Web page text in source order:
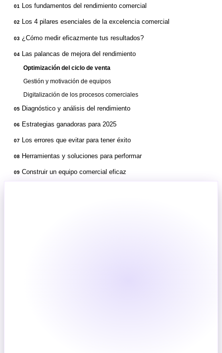
01 Los fundamentos del rendimiento comercial
02 Los 4 pilares esenciales de la excelencia comercial
03 ¿Cómo medir eficazmente tus resultados?
04 Las palancas de mejora del rendimiento
Optimización del ciclo de venta
Gestión y motivación de equipos
Digitalización de los procesos comerciales
05 Diagnóstico y análisis del rendimiento
06 Estrategias ganadoras para 2025
07 Los errores que evitar para tener éxito
08 Herramientas y soluciones para performar
09 Construir un equipo comercial eficaz